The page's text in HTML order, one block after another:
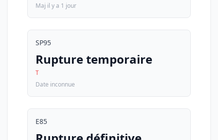
Maj il y a 1 jour
SP95
Rupture temporaire
T
Date inconnue
E85